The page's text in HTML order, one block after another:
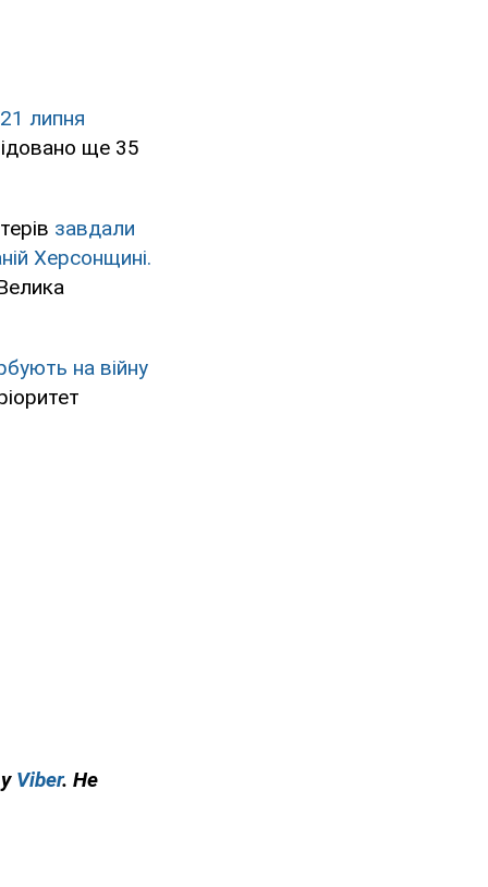
липня
ще 35
завдали
Херсонщині.
на війну
Viber. Не